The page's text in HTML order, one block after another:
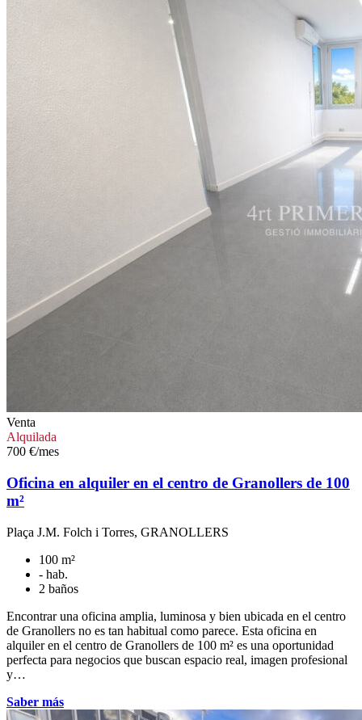
Venta
Alquilada
700 €/mes
Oficina en alquiler en el centro de Granollers de 100
m²
Plaça J.M. Folch i Torres, GRANOLLERS
100 m²
- hab.
2 baños
Encontrar una oficina amplia, luminosa y bien ubicada en el centro
de Granollers no es tan habitual como parece. Esta oficina en
alquiler en el centro de Granollers de 100 m² es una oportunidad
perfecta para negocios que buscan espacio real, imagen profesional
y…
Saber más